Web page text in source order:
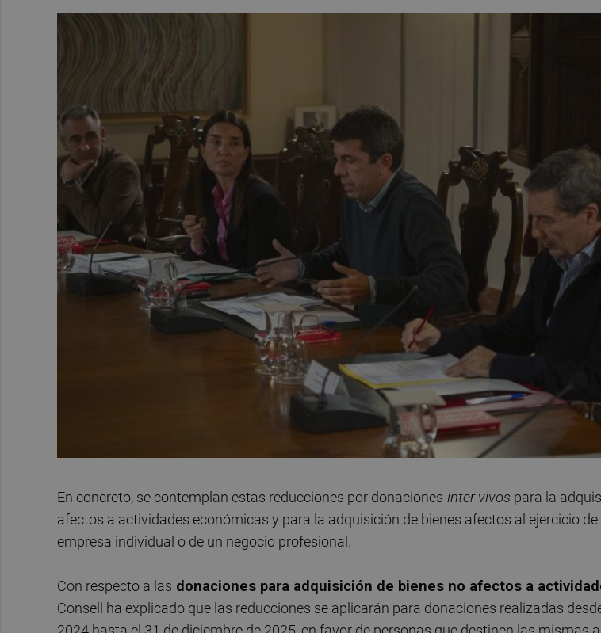
En concreto, se contemplan estas reducciones por donaciones inter vivos para la
afectos a actividades económicas y para la adquisición de bienes afectos al ejercicio
empresa individual o de un negocio profesional.
Con respecto a las donaciones para adquisición de bienes no afectos a
Consell ha explicado que las reducciones se aplicarán para donaciones realizadas